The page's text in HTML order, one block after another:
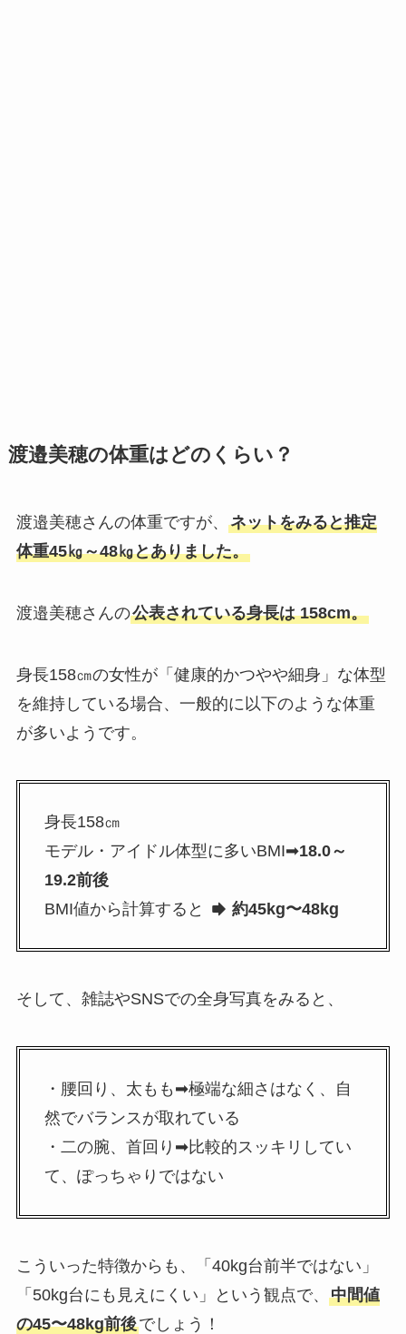
渡邉美穂の体重はどのくらい？
渡邉美穂さんの体重ですが、 ネットをみると推定
体重45㎏～48㎏とありました。
渡邉美穂さんの公表されている身長は 158cm。
身長158㎝の女性が「健康的かつやや細身」な体型
を維持している場合、一般的に以下のような体重
が多いようです。
身長158㎝
モデル・アイドル体型に多いBMI➡18.0～
19.2前後
BMI値から計算すると
約45kg〜48kg
そして、雑誌やSNSでの全身写真をみると、
・腰回り、太もも➡極端な細さはなく、自
然でバランスが取れている
・二の腕、首回り➡比較的スッキリしてい
て、ぽっちゃりではない
こういった特徴からも、「40kg台前半ではない」
「50kg台にも見えにくい」という観点で、 中間値
の45〜48kg前後でしょう！